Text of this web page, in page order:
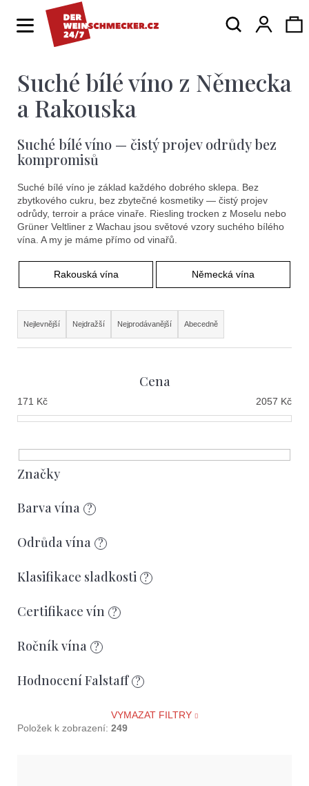
Hledat
Suché bílé víno z Německa
a Rakouska
Suché bílé víno — čistý projev odrůdy bez
kompromisů
Suché bílé víno je základ každého dobrého sklepa. Bez
zbytkového cukru, bez zbytečné kosmetiky — čistý projev
odrůdy, terroir a práce vinaře. Riesling trocken z Moselu nebo
Grüner Veltliner z Wachau jsou světové vzory suchého bílého
vína. A my je máme přímo od vinařů.
Rakouská vína Německá vína
Ř
a
n
p
r
o
u
k
ů
Nejlevnější Nejdražší Nejprodávanější Abecedně
Cena
171 Kč 2057 Kč
Značky
Barva vína ?
Odrůda vína ?
Klasifikace sladkosti ?
Certifikace vín ?
Ročník vína ?
Hodnocení Falstaff ?
VYMAZAT FILTRY
Položek k zobrazení: 249
Zpět
Zpět
C
o
o
t
ř
e
b
u
j
e
t
e
a
j
í
t
Hledat
o
o
č